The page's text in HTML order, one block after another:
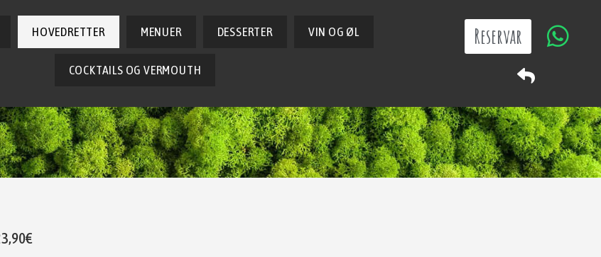
HOVEDRETTER MENUER DESSERTER VIN OG ØL
COCKTAILS OG VERMOUTH
Reservar